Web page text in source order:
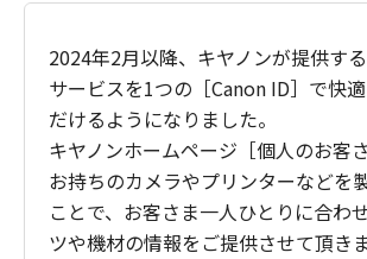
2024年2月以降、キヤノンが提供す
サービスを1つの［Canon ID］で快
だけるようになりました。
キヤノンホームページ［個人のお客
お持ちのカメラやプリンターなどを
ことで、お客さま一人ひとりに合わ
ツや機材の情報をご提供させて頂きま